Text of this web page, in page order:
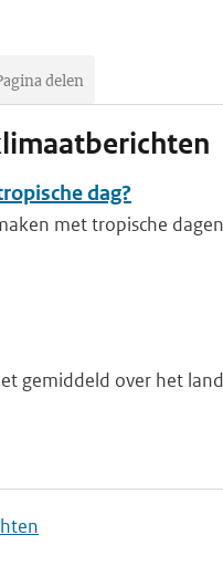
delen
dag?
met tropische
gemiddeld over het